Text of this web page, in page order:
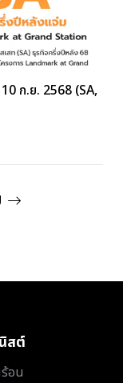
ก.ย. 2568 (SA,
สต์
อน